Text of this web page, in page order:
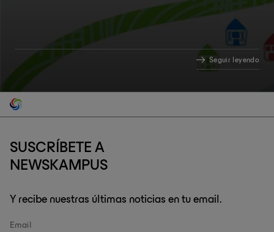
Seguir leyendo
SUSCRÍBETE A
NEWSKAMPUS
Y recibe nuestras últimas noticias en tu email.
Email